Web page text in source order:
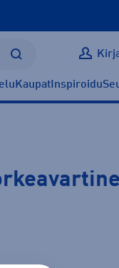
Kaupat Inspiroidu